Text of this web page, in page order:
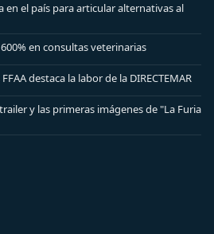
en el país para articular alternativas al
en consultas veterinarias
destaca la labor de la DIRECTEMAR
y las primeras imágenes de "La Furia